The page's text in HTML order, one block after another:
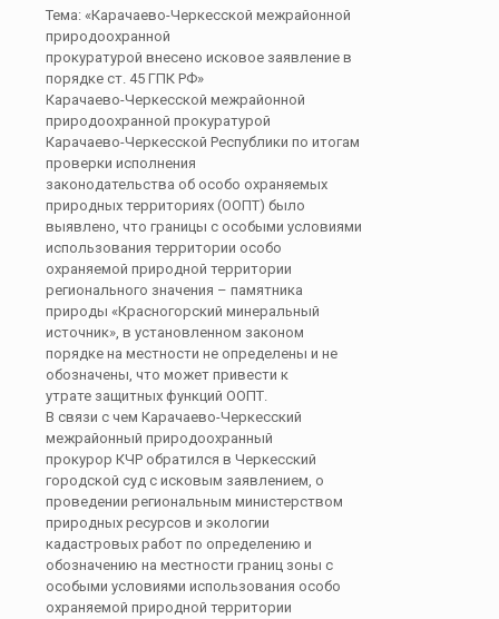
Тема: «Карачаево-Черкесской межрайонной
природоохранной
прокуратурой внесено исковое заявление в
порядке ст. 45 ГПК РФ»
Карачаево-Черкесской межрайонной
природоохранной прокуратурой
Карачаево-Черкесской Республики по итогам
проверки исполнения
законодательства об особо охраняемых
природных территориях (ООПТ) было
выявлено, что границы с особыми условиями
использования территории особо
охраняемой природной территории
регионального значения – памятника
природы «Красногорский минеральный
источник», в установленном законом
порядке на местности не определены и не
обозначены, что может привести к
утрате защитных функций ООПТ.
В связи с чем Карачаево-Черкесский
межрайонный природоохранный
прокурор КЧР обратился в Черкесский
городской суд с исковым заявлением, о
проведении региональным министерством
природных ресурсов и экологии
кадастровых работ по определению и
обозначению на местности границ зоны с
особыми условиями использования особо
охраняемой природной территории